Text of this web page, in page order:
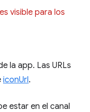
visible para los
la app. Las URLs
iconUrl.
estar en el canal